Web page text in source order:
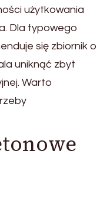
użytkowania
Dla typowego
się zbiornik o
uniknąć zbyt
Warto